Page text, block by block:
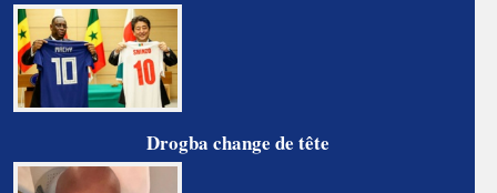
Drogba change de tête